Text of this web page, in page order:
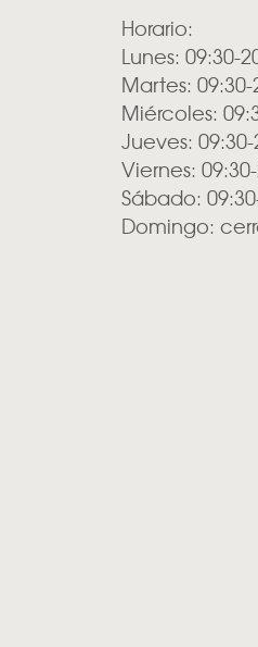
Horario:
Lunes: 09:30-
Martes: 09:30-
Miércoles:
Jueves:
Viernes:
Sábado:
Domingo: